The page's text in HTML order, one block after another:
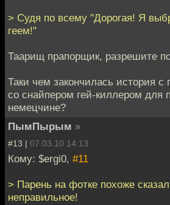
> Судя по всему "Дорогая! Я
геем!"
Таарищ прапорщик, разрешите
Таки чем закончилась история
со снайпером гей-киллером для
немецчине?
ПымПырым »
#13 | 07.03.10 14:13
Кому: $ergi0, #11
> Парень на фотке похоже
неправильное!